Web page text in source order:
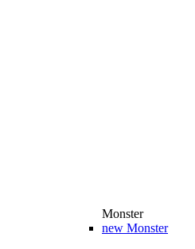
Monster
new Monster